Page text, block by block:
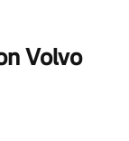
Volvo